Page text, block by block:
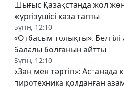
Шығыс Қазақстанда жол
жүргізушісі қаза тапты
Бүгін, 12:10
«Отбасым толықты»:
балалы болғанын айтты
Бүгін, 12:10
«Заң мен тәртіп»: Астанада
пиротехника қолданған